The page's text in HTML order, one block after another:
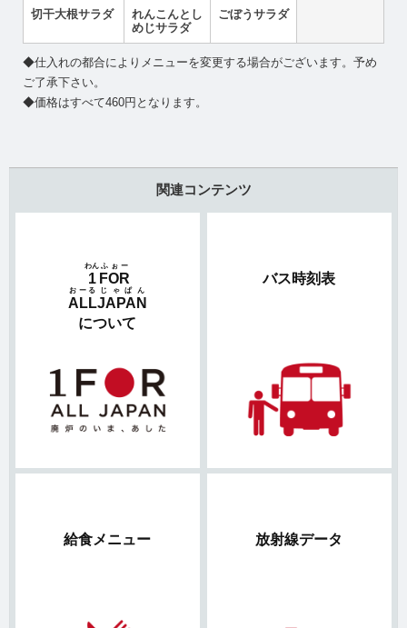
切干大根サラダ
れんこんとし
めじサラダ
ごぼうサラダ
◆仕入れの都合によりメニューを変更する場合がございます。予め
ご了承下さい。
◆価格はすべて460円となります。
関連コンテンツ
1
わん
FOR
ふぉー
ALL
おーる
JAPAN
じゃぱん
について
バス時刻表
給食メニュー 放射線データ